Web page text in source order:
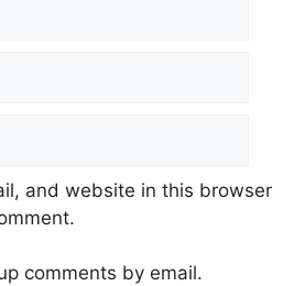
and website in this browser
comments by email.